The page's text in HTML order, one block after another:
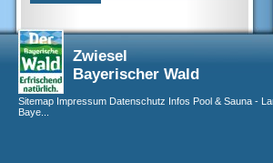
Zwiesel
Bayerischer Wald
Sitemap Impressum Datenschutz Infos Pool & Sauna -
Baye...